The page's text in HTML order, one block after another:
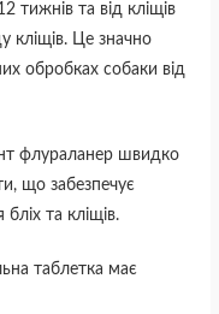
тижнів та від кліщів
кліщів. Це значно
обробках собаки від
флураланер швидко
що забезпечує
та кліщів.
таблетка має